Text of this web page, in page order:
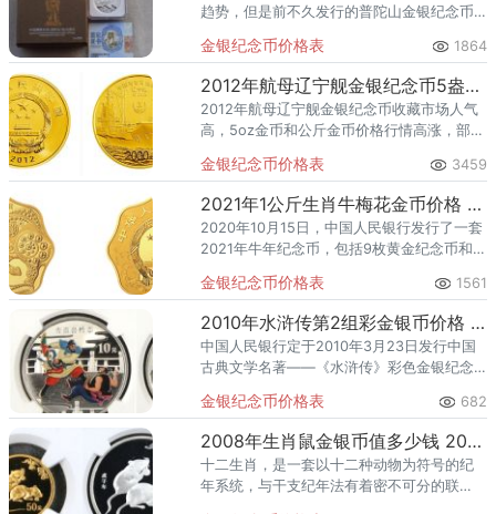
趋势，但是前不久发行的普陀山金银纪念币
金银纪念币价格表 1864
2012年航母辽宁舰金银纪念币5盎司金币 航母金银币价格
2012年航母辽宁舰金银纪念币收藏市场人气
高，5oz金币和公斤金币价格行情高涨，部分
金银纪念币价格表 3459
2021年1公斤生肖牛梅花金币价格 2021年1公斤生肖牛梅花金币多少钱
2020年10月15日，中国人民银行发行了一套
2021年牛年纪念币，包括9枚黄金纪念币和6
货币。在生肖纪念币中，大规格纪念币的发
行量一般很少，
金银纪念币价格表 1561
2010年水浒传第2组彩金银币价格 2010年水浒传第2组彩金银币现值价格
中国人民银行定于2010年3月23日发行中国
古典文学名著——《水浒传》彩色金银纪念
金币2枚，银币3枚，均为中华人民共和国法
定货币。&nbsp
金银纪念币价格表 682
2008年生肖鼠金银币值多少钱 2008年生肖鼠金银币价格
十二生肖，是一套以十二种动物为符号的纪
年系统，与干支纪年法有着密不可分的联